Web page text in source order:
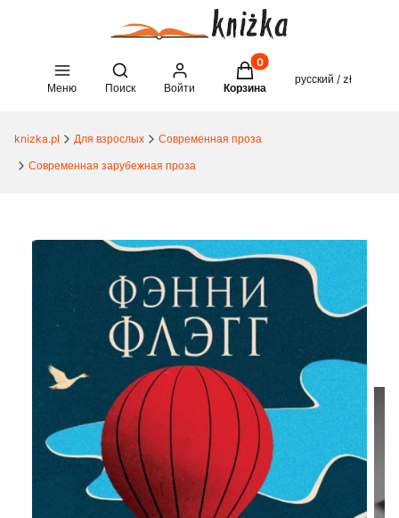
Меню
Open search engine
Поиск Войти
Товары в корзине: 0.
Корзина
русский / zł
knizka.pl Для взрослых
Современная проза
Современная зарубежная проза